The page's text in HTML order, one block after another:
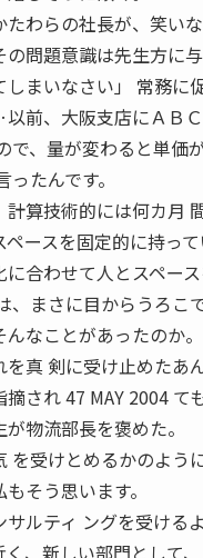
たわらの社長が、笑い
の問題意識は先生方に
しまいなさい」 常務
前、大阪支店にＡＢ
で、量が変わると単価
ったんです。
計算技術的には何カ月
ペースを固定的に持っ
に合わせて人とスペー
、まさに目からうろこ
んなことがあったのか。
を真 剣に受け止めたあ
摘され 47 MAY 2004
物流部長を褒めた。
を受けとめるかのよう
もそう思います。
ルティ ングを受ける
く、新しい部門として